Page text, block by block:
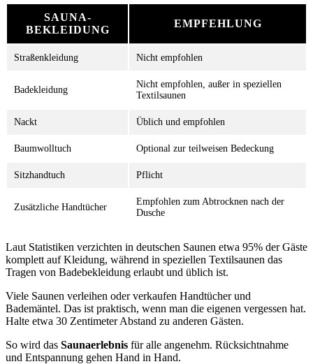
SAUNA-
BEKLEIDUNG
EMPFEHLUNG
Straßenkleidung Nicht empfohlen
Badekleidung
Nicht empfohlen, außer in speziellen
Textilsaunen
Nackt Üblich und empfohlen
Baumwolltuch Optional zur teilweisen Bedeckung
Sitzhandtuch Pflicht
Zusätzliche Handtücher
Empfohlen zum Abtrocknen nach der
Dusche
Laut Statistiken verzichten in deutschen Saunen etwa 95% der Gäste
komplett auf Kleidung, während in speziellen Textilsaunen das
Tragen von Badebekleidung erlaubt und üblich ist.
Viele Saunen verleihen oder verkaufen Handtücher und
Bademäntel. Das ist praktisch, wenn man die eigenen vergessen hat.
Halte etwa 30 Zentimeter Abstand zu anderen Gästen.
So wird das Saunaerlebnis für alle angenehm. Rücksichtnahme
und Entspannung gehen Hand in Hand.